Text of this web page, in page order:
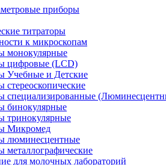
приборы
титраторы
к микроскопам
монокулярные
цифровые (LCD)
Учебные и Детские
специализированные
бинокулярные
тринокулярные
Микромед
люминесцентные
металлографические
для молочных лабораторий